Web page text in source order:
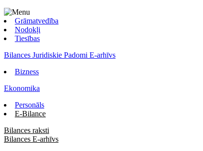
Grāmatvedība
Nodokļi
Tiesības
Bilances Juridiskie Padomi E-arhīvs
Bizness
Ekonomika
Personāls
E-Bilance
Bilances raksti
Bilances E-arhīvs